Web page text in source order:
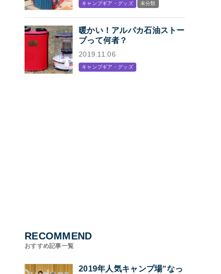
プン
キャンプギア・グッズ 未分類
暖かい！アルパカ石油ストー
ブって何者？
2019.11.06
キャンプギア・グッズ
RECOMMEND
おすすめ記事一覧
2019年人気キャンプ場“なっ